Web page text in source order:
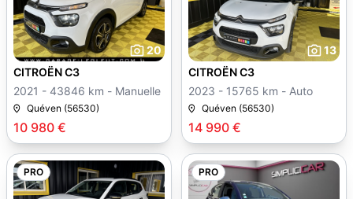
20
10 980 €
CITROËN C3
2021 - 43846 km - Manuelle
Quéven (56530)
13
14 990 €
CITROËN C3
2023 - 15765 km - Auto
Quéven (56530)
PRO PRO